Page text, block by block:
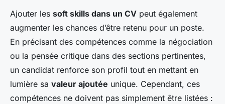
Ajouter les soft skills dans un CV peut également
augmenter les chances d’être retenu pour un poste.
En précisant des compétences comme la négociation
ou la pensée critique dans des sections pertinentes,
un candidat renforce son profil tout en mettant en
lumière sa valeur ajoutée unique. Cependant, ces
compétences ne doivent pas simplement être listées :